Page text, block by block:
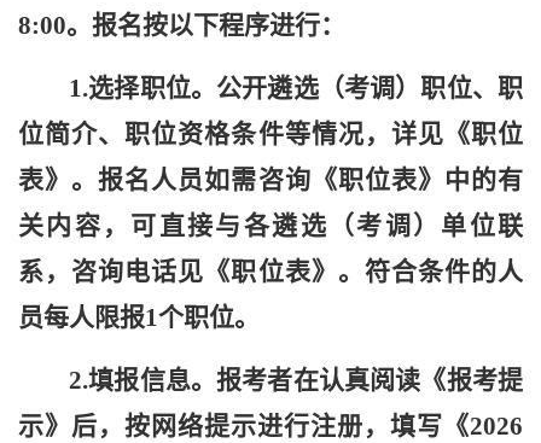
8:00。报名按以下程序进行：
1.选择职位。公开遴选（考调）职位、职
位简介、职位资格条件等情况，详见 《职位
表》 。报名人员如需咨询《职位表》中的有
关内容，可直接与各遴选（考调）单位联
系，咨询电话见《职位表》。符合条件的人
员每人限报1个职位。
2.填报信息。报考者在认真阅读《报考提
示》后，按网络提示进行注册，填写 《2026